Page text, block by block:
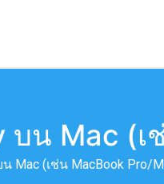
งเล่น Blu-ray, เครื่องสร้าง
บน Mac (
Mac (เช่น MacBook Pro/